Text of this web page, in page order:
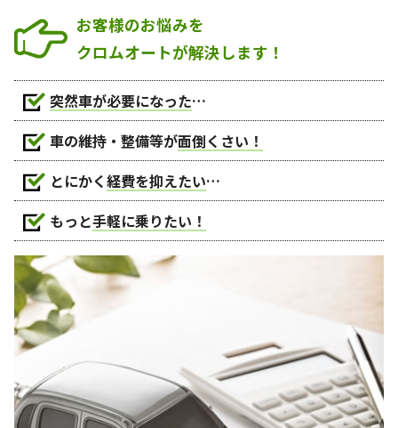
お客様のお悩みを
クロムオートが解決します！
突然車が必要になった…
車の維持・整備等が面倒くさい！
とにかく経費を抑えたい…
もっと手軽に乗りたい！